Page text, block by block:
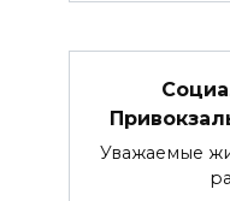
Уважаемые